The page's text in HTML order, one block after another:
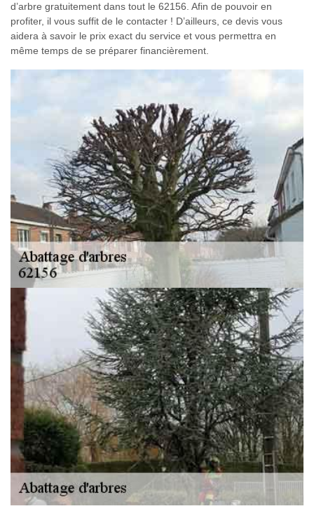
d’arbre gratuitement dans tout le 62156. Afin de pouvoir en
profiter, il vous suffit de le contacter ! D’ailleurs, ce devis vous
aidera à savoir le prix exact du service et vous permettra en
même temps de se préparer financièrement.